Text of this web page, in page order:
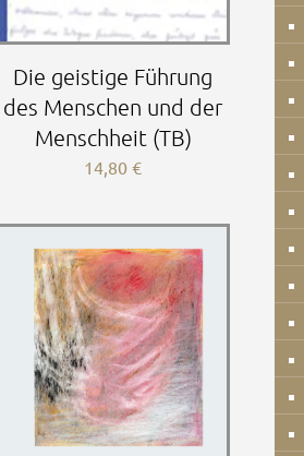
Die geistige Führung
des Menschen und der
Menschheit (TB)
14,80€